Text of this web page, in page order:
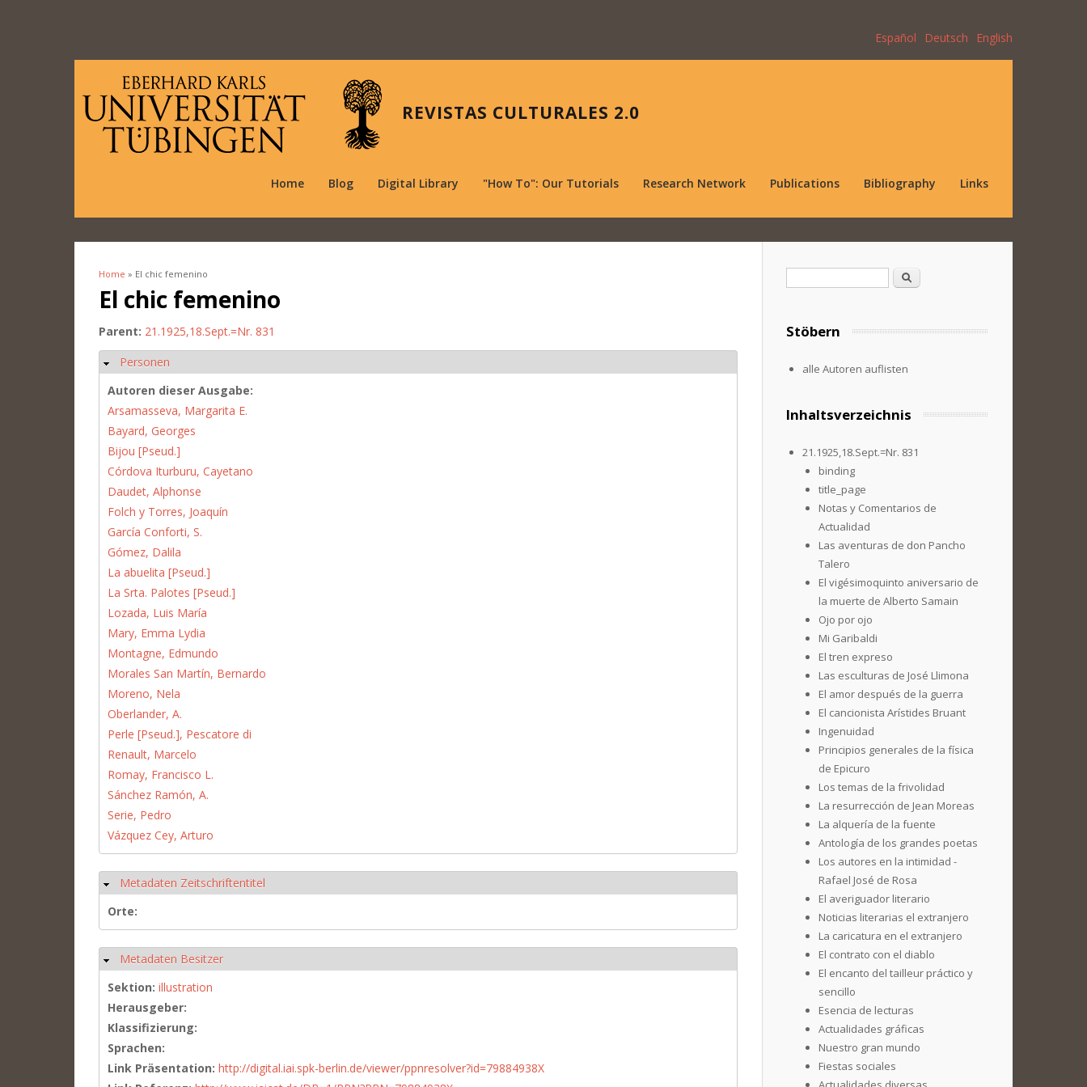
Español Deutsch English
REVISTAS CULTURALES 2.0
Home Blog Digital Library "How To": Our Tutorials Research Network Publications Bibliography Links
You are here
Home » El chic femenino
El chic femenino
Parent: 21.1925,18.Sept.=Nr. 831
Hide
Personen
Autoren dieser Ausgabe:
Arsamasseva, Margarita E.
Bayard, Georges
Bijou [Pseud.]
Córdova Iturburu, Cayetano
Daudet, Alphonse
Folch y Torres, Joaquín
García Conforti, S.
Gómez, Dalila
La abuelita [Pseud.]
La Srta. Palotes [Pseud.]
Lozada, Luis María
Mary, Emma Lydia
Montagne, Edmundo
Morales San Martín, Bernardo
Moreno, Nela
Oberlander, A.
Perle [Pseud.], Pescatore di
Renault, Marcelo
Romay, Francisco L.
Sánchez Ramón, A.
Serie, Pedro
Vázquez Cey, Arturo
Hide
Metadaten Zeitschriftentitel
Orte:
Hide
Metadaten Besitzer
Sektion: illustration
Herausgeber:
Klassifizierung:
Sprachen:
Link Präsentation: http://digital.iai.spk-berlin.de/viewer/ppnresolver?id=79884938X
Search
Stöbern
alle Autoren auflisten
Inhaltsverzeichnis
21.1925,18.Sept.=Nr. 831
binding
title_page
Notas y Comentarios de
Actualidad
Las aventuras de don Pancho
Talero
El vigésimoquinto aniversario de
la muerte de Alberto Samain
Ojo por ojo
Mi Garibaldi
El tren expreso
Las esculturas de José Llimona
El amor después de la guerra
El cancionista Arístides Bruant
Ingenuidad
Principios generales de la física
de Epicuro
Los temas de la frivolidad
La resurrección de Jean Moreas
La alquería de la fuente
Antología de los grandes poetas
Los autores en la intimidad -
Rafael José de Rosa
El averiguador literario
Noticias literarias el extranjero
La caricatura en el extranjero
El contrato con el diablo
El encanto del tailleur práctico y
sencillo
Esencia de lecturas
Actualidades gráficas
Nuestro gran mundo
Fiestas sociales